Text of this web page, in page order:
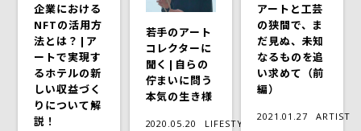
企業における
NFTの活用方
法とは？|ア
ートで実現す
るホテルの新
しい収益づく
りについて解
説！
若手のアート
コレクターに
聞く|自らの
佇まいに問う
本気の生き様
2020.05.20 LIFESTYLE
アートと工芸
の狭間で、ま
だ見ぬ、未知
なるものを追
い求めて（前
編）
2021.01.27 ARTIST